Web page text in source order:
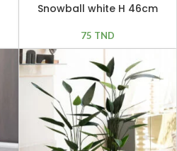
Snowball white H 46cm
75 TND